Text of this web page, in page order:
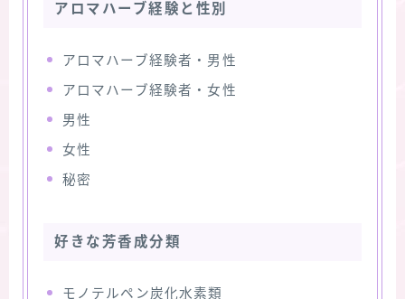
アロマハーブ経験と性別
アロマハーブ経験者・男性
アロマハーブ経験者・女性
男性
女性
秘密
好きな芳香成分類
モノテルペン炭化水素類